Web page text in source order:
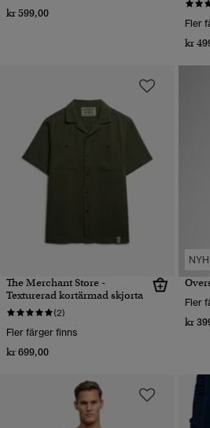
kr 599,00
Fler
kr
The Merchant Store -
Texturerad kortärmad skjorta
(2)
Fler färger finns
kr 699,00
Fler
kr